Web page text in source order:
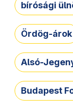
bírósági
Ördög-árok
Alsó-
Budapest